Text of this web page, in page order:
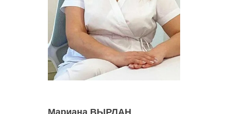
Мариана ВЫРЛАН